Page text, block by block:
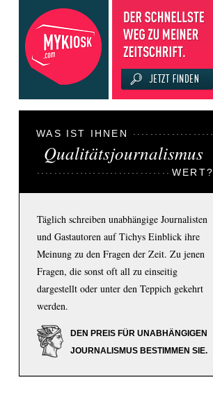
WAS IST IHNEN
Qualitätsjournalismus
WERT?
Täglich schreiben unabhängige Journalisten
und Gastautoren auf Tichys Einblick ihre
Meinung zu den Fragen der Zeit. Zu jenen
Fragen, die sonst oft all zu einseitig
dargestellt oder unter den Teppich gekehrt
werden.
DEN PREIS FÜR UNABHÄNGIGEN
JOURNALISMUS BESTIMMEN SIE.